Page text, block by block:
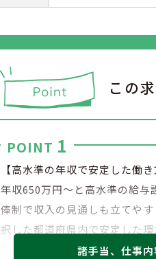
この
POINT 1
【高水準の年収で安定した働き
年収650万円～と高水準の給与
俸制で収入の見通しも立てや
択した都道府県内で安定した環
勤務いただけます。諸手当、仕事